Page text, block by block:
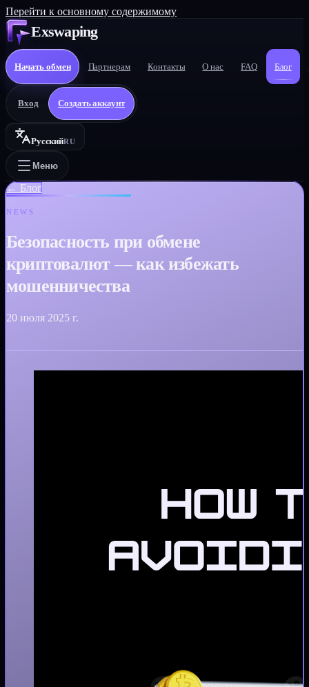
Перейти к основному содержимому
Exswaping
Начать обмен Партнерам Контакты О нас FAQ Блог
Вход Создать аккаунт
РусскийRU
Меню
← Блог
NEWS
Безопасность при обмене
криптовалют — как избежать
мошенничества
20 июля 2025 г.